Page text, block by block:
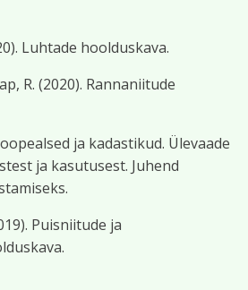
Luhtade hoolduskava.
R. (2020). Rannaniitude
ja kadastikud. Ülevaade
ja kasutusest. Juhend
Puisniitude ja